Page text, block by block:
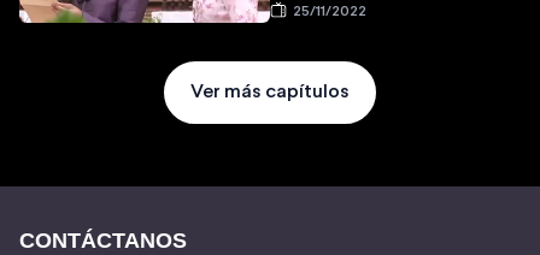
25/11/2022
Ver más capítulos
CONTÁCTANOS